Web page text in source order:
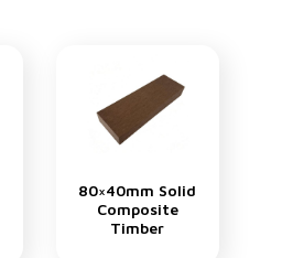
80×40mm Solid
Composite
Timber